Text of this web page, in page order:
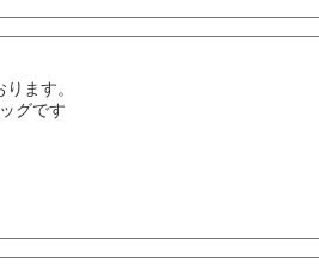
ます。
グです